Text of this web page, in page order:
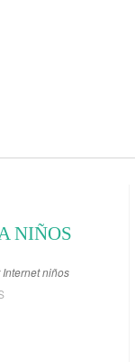
NIÑOS
Internet niños